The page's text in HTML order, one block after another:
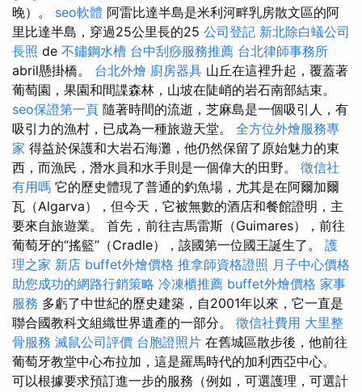
晚）。 seo軟體 阿雷比達半島是米利河畔乳房散文區的阿
里比達半島，穿過25公里長的25 公司登記 新北除白蟻公司
長照 de 不鏽鋼水槽 台中刮痧服務推薦 台北律師事務所
abril懸掛橋。 台北外燴 廚房器具 山丘在這裡升起，覆蓋著
葡萄園，果園和間諜森林，山坡在陡峭的岩石南部結束。
seo保證第一頁 隨著時間的流逝，芝麻島是一個吸引人，有
吸引力的漁村，已成為一種旅遊天堂。 全方位外燴服務專
家 得益於保護和大岩石海灘，他仍然保留了原始魅力的東
西，而漁民，潛水員和水手則是一個偉大的田野。 徵信社
有用嗎 它的歷史體現了普通的釣魚場，尤其是在阿爾加爾
瓦（Algarva），但今天，它被無數的酒店和餐館證明，主
要來自旅遊業。 首先，前往吉馬雷斯（Guimares），前往
葡萄牙的“搖籃”（Cradle），該國第一位國王誕生了。 護
理之家 新店 buffet外燴價格 推拿師資格證照 月子中心價格
助您成功的網路行銷策略 冷凍櫃推薦 buffet外燴價格 家事
服務 多虧了中世紀的歷史建築，自2001年以來，它一直是
聯合國教科文組織世界遺產的一部分。 徵信社費用 大里整
骨服務 滅鼠公司評價 台胞證照片 在舊城區散步後，他前往
葡萄牙教堂中心布拉加，這是羅馬時代的加利西亞中心。
可以根據要求預訂進一步的服務（例如，可選護理，可選計